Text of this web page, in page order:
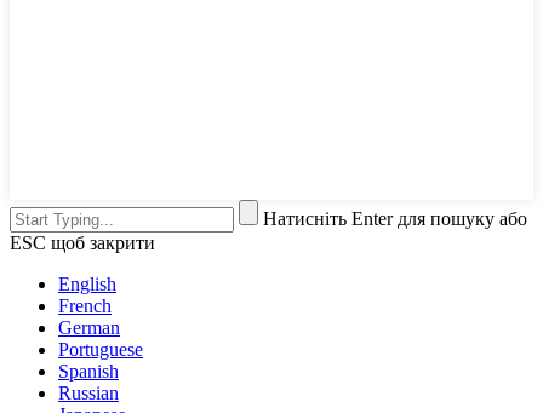
Натисніть Enter для пошуку або
ESC щоб закрити
English
French
German
Portuguese
Spanish
Russian